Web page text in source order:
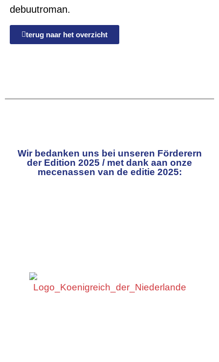
debuutroman.
terug naar het overzicht
Wir bedanken uns bei unseren Förderern
der Edition 2025 / met dank aan onze
mecenassen van de editie 2025: